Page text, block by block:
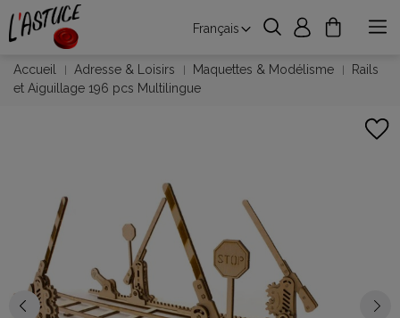
Français
Accueil Adresse & Loisirs Maquettes & Modélisme
Rails
et Aiguillage 196 pcs Multilingue